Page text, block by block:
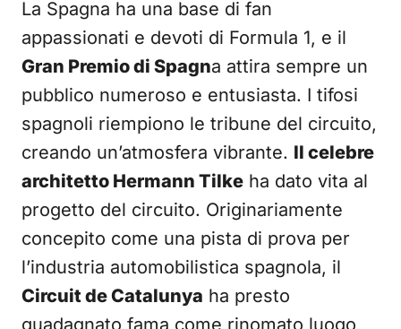
La Spagna ha una base di fan
appassionati e devoti di Formula 1, e il
Gran Premio di Spagna attira sempre un
pubblico numeroso e entusiasta. I tifosi
spagnoli riempiono le tribune del circuito,
creando un’atmosfera vibrante. Il celebre
architetto Hermann Tilke ha dato vita al
progetto del circuito. Originariamente
concepito come una pista di prova per
l’industria automobilistica spagnola, il
Circuit de Catalunya ha presto
guadagnato fama come rinomato luogo